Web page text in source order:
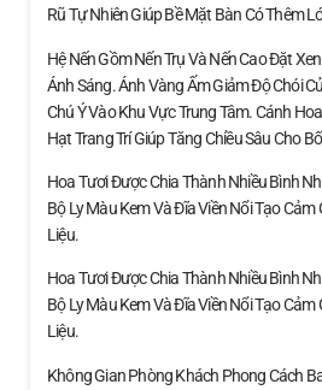
Rũ Tự Nhiên Giúp Bề Mặt Bàn Có Thêm
Hệ Nến Gồm Nến Trụ Và Nến Cao Đặt
Ánh Sáng. Ánh Vàng Ấm Giảm Độ Chói
Chú Ý Vào Khu Vực Trung Tâm. Cánh
Hạt Trang Trí Giúp Tăng Chiều Sâu Cho
Hoa Tươi Được Chia Thành Nhiều Bình
Bộ Ly Màu Kem Và Đĩa Viền Nổi Tạo Cảm
Liệu.
Hoa Tươi Được Chia Thành Nhiều Bình
Bộ Ly Màu Kem Và Đĩa Viền Nổi Tạo Cảm
Liệu.
Không Gian Phòng Khách Phong Cách